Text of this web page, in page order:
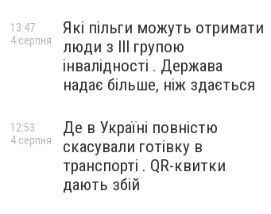
Які пільги можуть отримати
люди з III групою
інвалідності . Держава
надає більше, ніж здається
13:47
4 серпня
Де в Україні повністю
скасували готівку в
транспорті . QR-квитки
дають збій
12:53
4 серпня